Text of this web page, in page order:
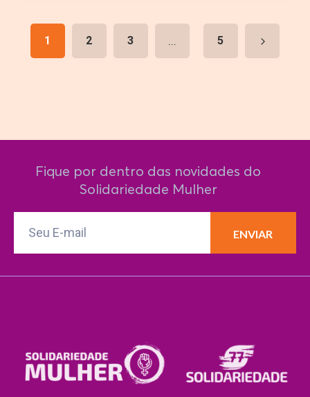
1 2 3 ... 5
Fique por dentro das novidades do
Solidariedade Mulher